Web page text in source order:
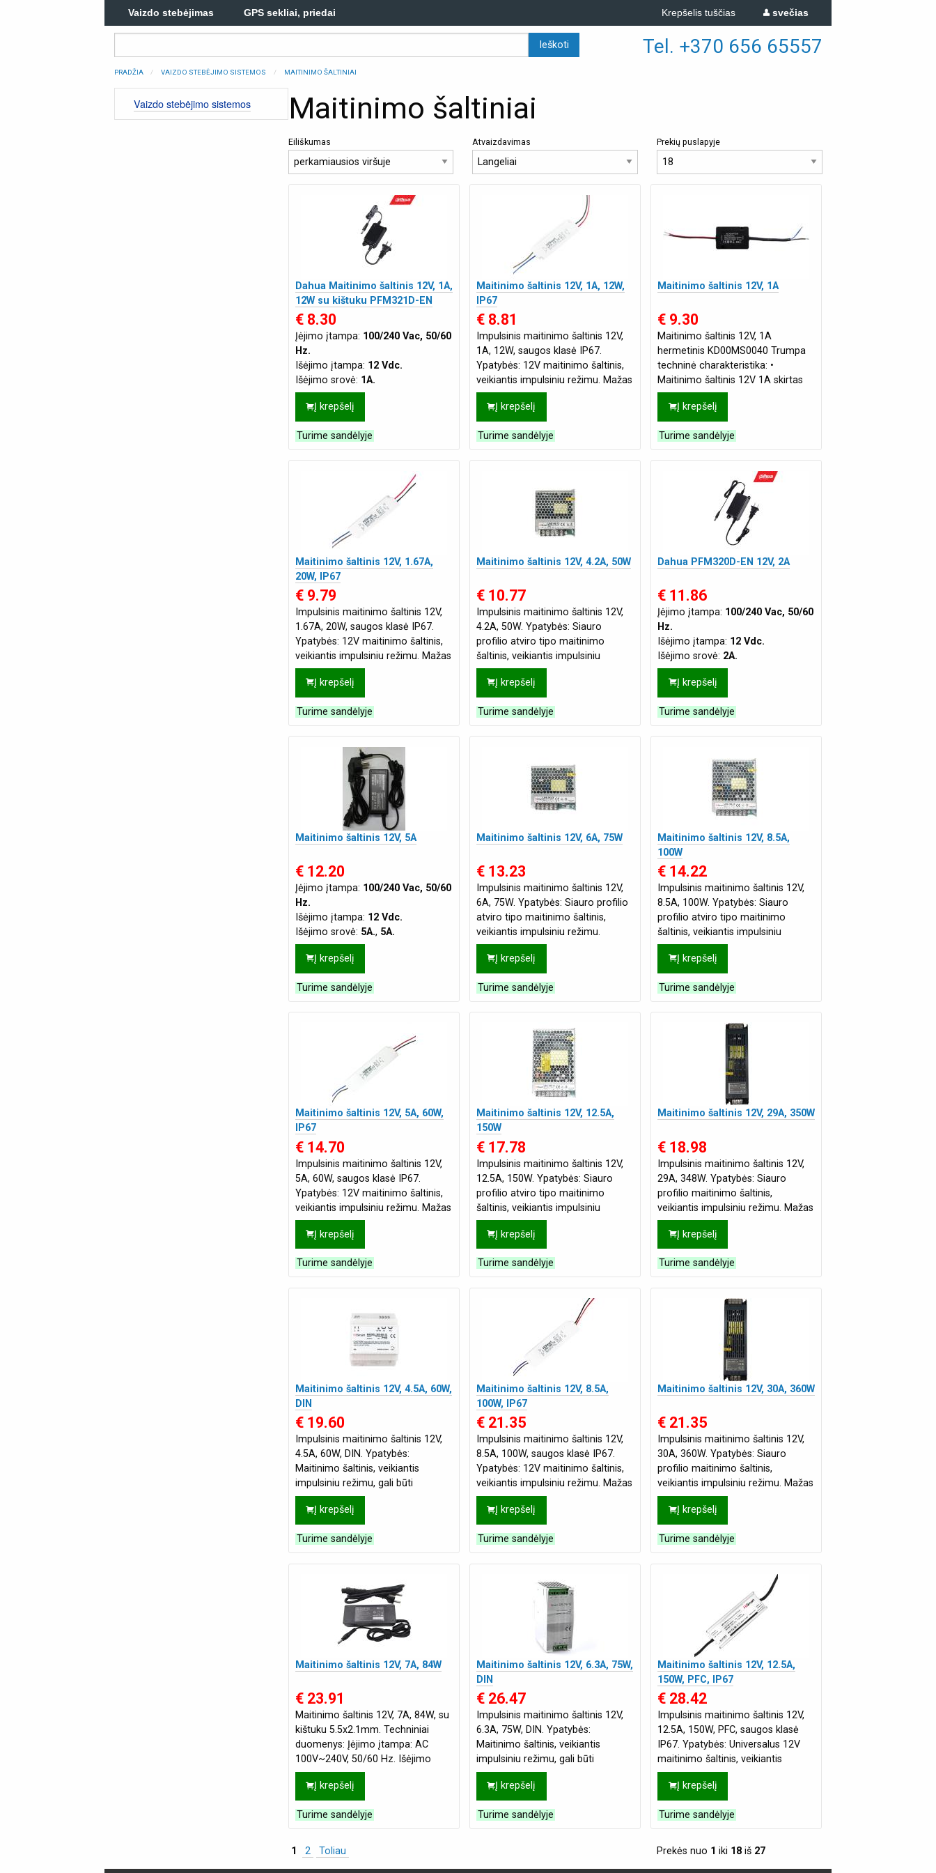
Vaizdo stebėjimas GPS sekliai, priedai svečias
Krepšelis tuščias
Tel. +370 656 65557
PRADŽIA VAIZDO STEBĖJIMO SISTEMOS MAITINIMO ŠALTINIAI
Vaizdo stebėjimo sistemos Maitinimo šaltiniai
Eiliškumas Atvaizdavimas Prekių puslapyje
Dahua Maitinimo šaltinis 12V, 1A,
12W su kištuku PFM321D-EN
€ 8.30
Įėjimo įtampa: 100/240 Vac, 50/60
Hz.
Išėjimo įtampa: 12 Vdc.
Išėjimo srovė: 1A.
Į krepšelį
Turime sandėlyje
Maitinimo šaltinis 12V, 1A, 12W,
IP67
€ 8.81
Impulsinis maitinimo šaltinis 12V,
1A, 12W, saugos klasė IP67.
Ypatybės: 12V maitinimo šaltinis,
veikiantis impulsiniu režimu. Mažas
tūris, mažas svoris, didelis ef
Į krepšelį
Turime sandėlyje
Maitinimo šaltinis 12V, 1A
€ 9.30
Maitinimo šaltinis 12V, 1A
hermetinis KD00MS0040 Trumpa
techninė charakteristika: •
Maitinimo šaltinis 12V 1A skirtas
lauko sąlygom (pilnai hermetiškas)
• Hermetiškumo klasė I
Į krepšelį
Turime sandėlyje
Maitinimo šaltinis 12V, 1.67A,
20W, IP67
€ 9.79
Impulsinis maitinimo šaltinis 12V,
1.67A, 20W, saugos klasė IP67.
Ypatybės: 12V maitinimo šaltinis,
veikiantis impulsiniu režimu. Mažas
tūris, mažas svoris, didelis
Į krepšelį
Turime sandėlyje
Maitinimo šaltinis 12V, 4.2A, 50W
€ 10.77
Impulsinis maitinimo šaltinis 12V,
4.2A, 50W. Ypatybės: Siauro
profilio atviro tipo maitinimo
šaltinis, veikiantis impulsiniu
režimu. Miniatiūrinis dydis, 1U profil
Į krepšelį
Turime sandėlyje
Dahua PFM320D-EN 12V, 2A
€ 11.86
Įėjimo įtampa: 100/240 Vac, 50/60
Hz.
Išėjimo įtampa: 12 Vdc.
Išėjimo srovė: 2A.
Į krepšelį
Turime sandėlyje
Maitinimo šaltinis 12V, 5A
€ 12.20
Įėjimo įtampa: 100/240 Vac, 50/60
Hz.
Išėjimo įtampa: 12 Vdc.
Išėjimo srovė: 5A., 5A.
Į krepšelį
Turime sandėlyje
Maitinimo šaltinis 12V, 6A, 75W
€ 13.23
Impulsinis maitinimo šaltinis 12V,
6A, 75W. Ypatybės: Siauro profilio
atviro tipo maitinimo šaltinis,
veikiantis impulsiniu režimu.
Miniatiūrinis dydis, 1U profilis
Į krepšelį
Turime sandėlyje
Maitinimo šaltinis 12V, 8.5A,
100W
€ 14.22
Impulsinis maitinimo šaltinis 12V,
8.5A, 100W. Ypatybės: Siauro
profilio atviro tipo maitinimo
šaltinis, veikiantis impulsiniu
režimu. Miniatiūrinis dydis, 1U profi
Į krepšelį
Turime sandėlyje
Maitinimo šaltinis 12V, 5A, 60W,
IP67
€ 14.70
Impulsinis maitinimo šaltinis 12V,
5A, 60W, saugos klasė IP67.
Ypatybės: 12V maitinimo šaltinis,
veikiantis impulsiniu režimu. Mažas
tūris, mažas svoris, didelis ef
Į krepšelį
Turime sandėlyje
Maitinimo šaltinis 12V, 12.5A,
150W
€ 17.78
Impulsinis maitinimo šaltinis 12V,
12.5A, 150W. Ypatybės: Siauro
profilio atviro tipo maitinimo
šaltinis, veikiantis impulsiniu
režimu. 1U profilis, mažas svoris, d
Į krepšelį
Turime sandėlyje
Maitinimo šaltinis 12V, 29A, 350W
€ 18.98
Impulsinis maitinimo šaltinis 12V,
29A, 348W. Ypatybės: Siauro
profilio maitinimo šaltinis,
veikiantis impulsiniu režimu. Mažas
tūris, mažas svoris, didelis efektyv
Į krepšelį
Turime sandėlyje
Maitinimo šaltinis 12V, 4.5A, 60W,
DIN
€ 19.60
Impulsinis maitinimo šaltinis 12V,
4.5A, 60W, DIN. Ypatybės:
Maitinimo šaltinis, veikiantis
impulsiniu režimu, gali būti
tvirtinamas ant 35mm DIN bėgio.
Apsauga: nu
Į krepšelį
Turime sandėlyje
Maitinimo šaltinis 12V, 8.5A,
100W, IP67
€ 21.35
Impulsinis maitinimo šaltinis 12V,
8.5A, 100W, saugos klasė IP67.
Ypatybės: 12V maitinimo šaltinis,
veikiantis impulsiniu režimu. Mažas
tūris, mažas svoris, didelis
Į krepšelį
Turime sandėlyje
Maitinimo šaltinis 12V, 30A, 360W
€ 21.35
Impulsinis maitinimo šaltinis 12V,
30A, 360W. Ypatybės: Siauro
profilio maitinimo šaltinis,
veikiantis impulsiniu režimu. Mažas
tūris, mažas svoris, didelis efektyv
Į krepšelį
Turime sandėlyje
Maitinimo šaltinis 12V, 7A, 84W
€ 23.91
Maitinimo šaltinis 12V, 7A, 84W, su
kištuku 5.5x2.1mm. Techniniai
duomenys: Įėjimo įtampa: AC
100V~240V, 50/60 Hz. Išėjimo
įtampa: 12V. Išėjimo srovė: 7A;
84WĮ krepšelį
Turime sandėlyje
Maitinimo šaltinis 12V, 6.3A, 75W,
DIN
€ 26.47
Impulsinis maitinimo šaltinis 12V,
6.3A, 75W, DIN. Ypatybės:
Maitinimo šaltinis, veikiantis
impulsiniu režimu, gali būti
tvirtinamas ant 35mm DIN bėgio.
Apsauga: nu
Į krepšelį
Turime sandėlyje
Maitinimo šaltinis 12V, 12.5A,
150W, PFC, IP67
€ 28.42
Impulsinis maitinimo šaltinis 12V,
12.5A, 150W, PFC, saugos klasė
IP67. Ypatybės: Universalus 12V
maitinimo šaltinis, veikiantis
impulsiniu režimu. Įmontuota PFC
Į krepšelį
Turime sandėlyje
1 2 Toliau Prekės nuo 1 iki 18iš 27